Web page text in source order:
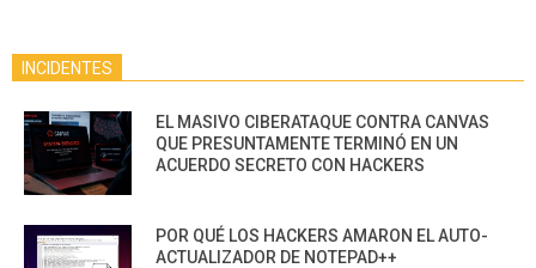
INCIDENTES
EL MASIVO CIBERATAQUE CONTRA CANVAS
QUE PRESUNTAMENTE TERMINÓ EN UN
ACUERDO SECRETO CON HACKERS
POR QUÉ LOS HACKERS AMARON EL AUTO-
ACTUALIZADOR DE NOTEPAD++